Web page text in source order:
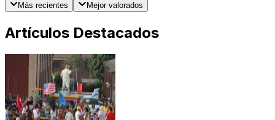
Más recientes
Mejor valorados
Artículos Destacados